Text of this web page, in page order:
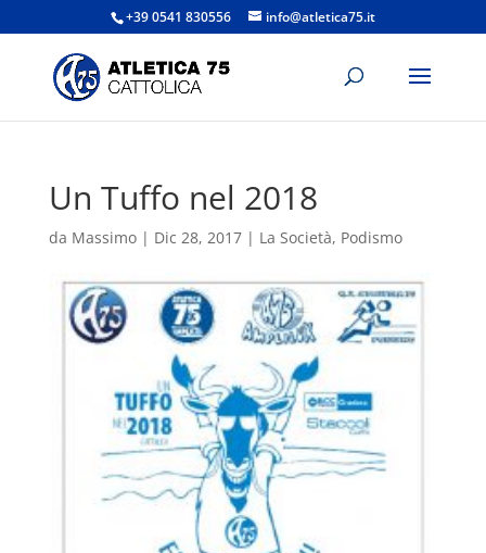
+39 0541 830556 info@atletica75.it
Un Tuffo nel 2018
da Massimo| Dic 28, 2017| La Società, Podismo